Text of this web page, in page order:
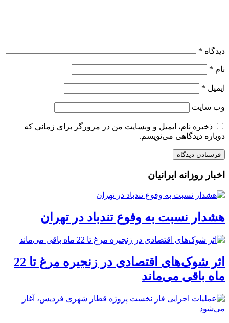
دیدگاه *
نام *
ایمیل *
وب‌ سایت
ذخیره نام، ایمیل و وبسایت من در مرورگر برای زمانی که
دوباره دیدگاهی می‌نویسم.
اخبار روزانه ایرانیان
هشدار نسبت به وفوع تندباد در تهران
اثر شوک‌های اقتصادی در زنجیره مرغ تا 22
ماه باقی می‌ماند